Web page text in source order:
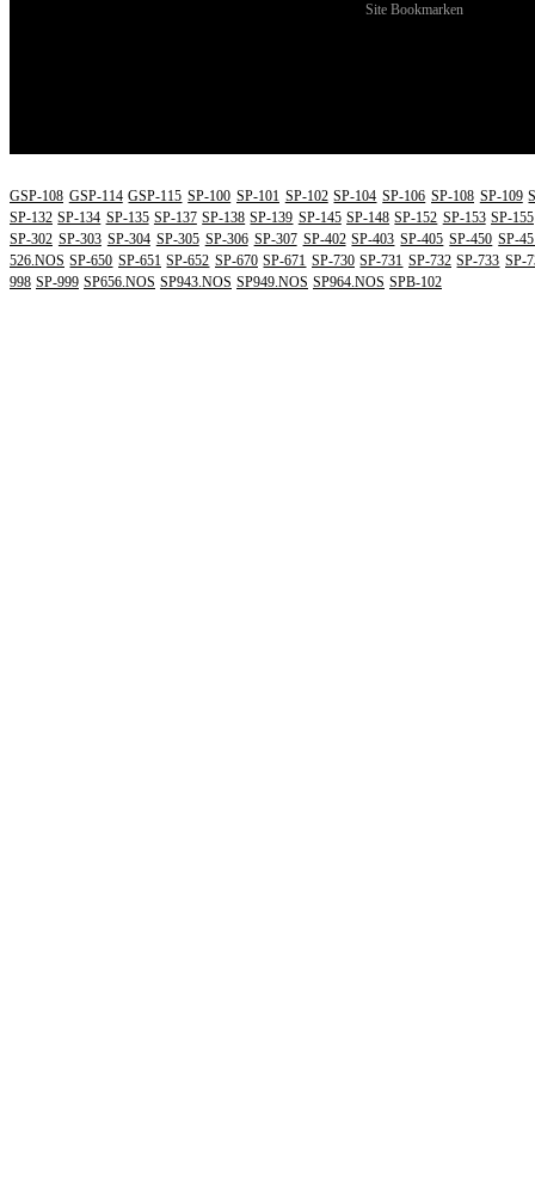
Site Bookmarken
GSP-108 GSP-114 GSP-115 SP-100 SP-101 SP-102 SP-104 SP-106 SP-108 SP-109
SP-132 SP-134 SP-135 SP-137 SP-138 SP-139 SP-145 SP-148 SP-152 SP-153 SP-155
SP-302 SP-303 SP-304 SP-305 SP-306 SP-307 SP-402 SP-403 SP-405 SP-450 SP-
526.NOS SP-650 SP-651 SP-652 SP-670 SP-671 SP-730 SP-731 SP-732 SP-733 SP-
998 SP-999 SP656.NOS SP943.NOS SP949.NOS SP964.NOS SPB-102